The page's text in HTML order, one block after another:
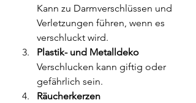
Kann zu Darmverschlüssen und
Verletzungen führen, wenn es
verschluckt wird.
Plastik- und Metalldeko
Verschlucken kann giftig oder
gefährlich sein.
Räucherkerzen